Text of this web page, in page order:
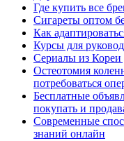
Где купить все
Сигареты оптом
Как
Курсы для
Сериалы из Кореи
Остеотомия
потребоваться
Бесплатные
покупать и
Современные
знаний онлайн